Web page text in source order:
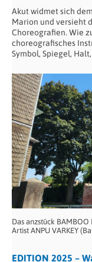
Akut widmet sich
Marion und versieht
Choreografien. Wie
choreografisches
Symbol, Spiegel,
Das anzstück
Artist ANPU VARKEY
EDITION 2025 –